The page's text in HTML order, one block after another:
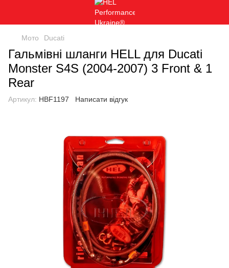
Мото Ducati
Гальмівні шланги HELL для Ducati
Monster S4S (2004-2007) 3 Front & 1
Rear
Артикул: HBF1197 Написати відгук